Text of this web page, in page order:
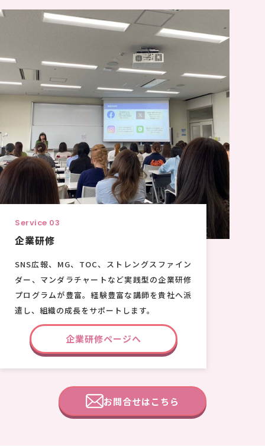
Service 03
企業研修
SNS広報、MG、TOC、ストレングスファイン
ダー、マンダラチャートなど実践型の企業研修
プログラムが豊富。経験豊富な講師を貴社へ派
遣し、組織の成長をサポートします。
企業研修ページへ
お問合せはこちら